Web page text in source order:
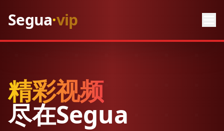
Segua.app
精彩视频
尽在Segua